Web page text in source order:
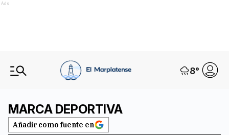
Ads
8°
MARCA DEPORTIVA
Añadir como fuente en